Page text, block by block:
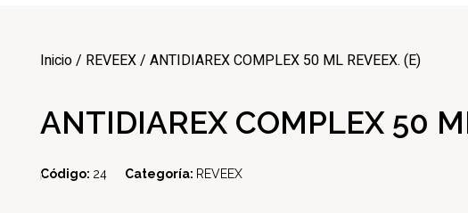
Inicio/ REVEEX/ ANTIDIAREX COMPLEX 50 ML REVEEX. (E)
ANTIDIAREX COMPLEX 50
Código: 24 Categoría: REVEEX